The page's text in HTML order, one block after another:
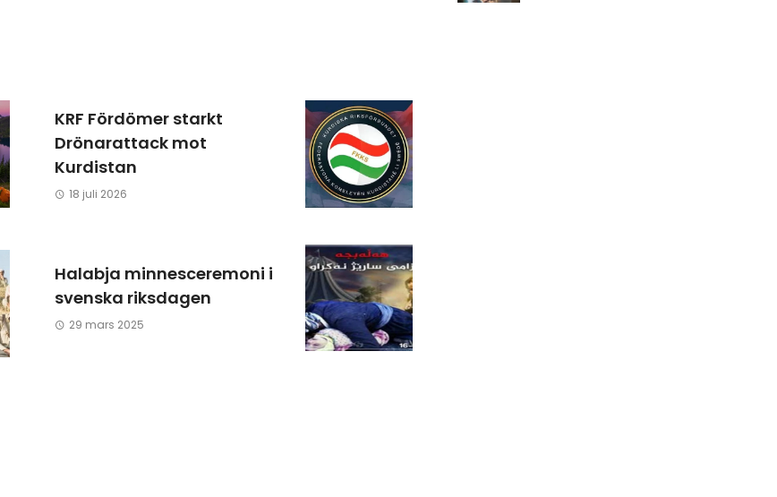
KRF Fördömer starkt
Drönarattack mot
Kurdistan
18 juli 2026
Halabja minnesceremoni i
svenska riksdagen
29 mars 2025